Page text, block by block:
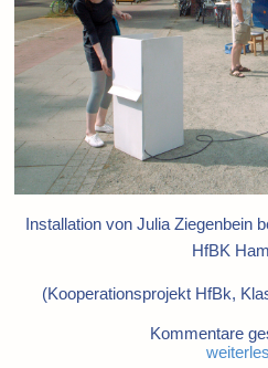
Installation von Julia Ziegenbein
HfBK
(Kooperationsprojekt HfBk,
Kommentare